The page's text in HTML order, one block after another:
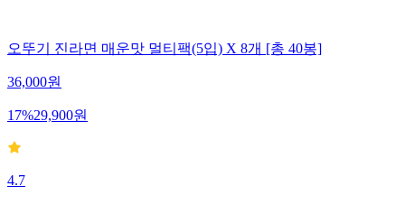
오뚜기 진라면 매운맛 멀티팩(5입) X 8개 [총 40봉]
36,000원
17%29,900원
4.7